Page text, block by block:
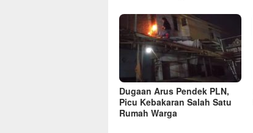
Dugaan Arus Pendek PLN,
Picu Kebakaran Salah Satu
Rumah Warga